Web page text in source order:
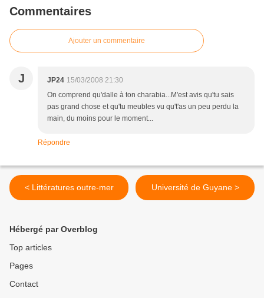
Commentaires
Ajouter un commentaire
J JP24 15/03/2008 21:30
On comprend qu'dalle à ton charabia...M'est avis qu'tu sais
pas grand chose et qu'tu meubles vu qu't'as un peu perdu la
main, du moins pour le moment...
Répondre
< Littératures outre-mer Université de Guyane >
Hébergé par Overblog
Top articles
Pages
Contact